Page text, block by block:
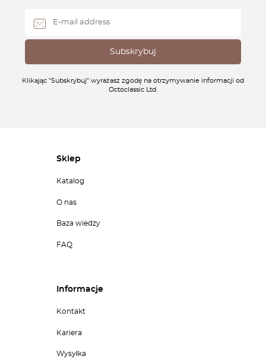
Klikając "Subskrybuj" wyrażasz zgodę na otrzymywanie informacji od
Octoclassic Ltd.
Sklep
Katalog
O nas
Baza wiedzy
FAQ
Informacje
Kontakt
Kariera
Wysyłka